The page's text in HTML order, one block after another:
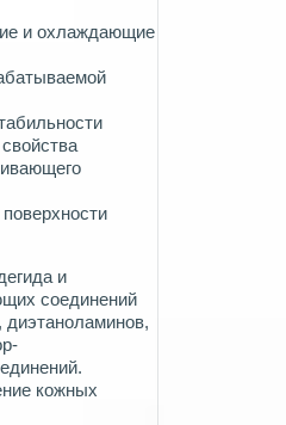
и охлаждающие
и
соединений
диэтаноламинов,
кожных